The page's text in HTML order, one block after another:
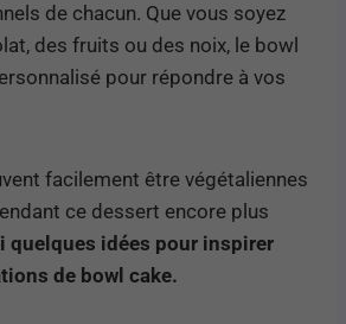
de chacun. Que vous soyez
des fruits ou des noix, le bowl
pour répondre à vos
facilement être végétaliennes
ce dessert encore plus
quelques idées pour inspirer
de bowl cake.